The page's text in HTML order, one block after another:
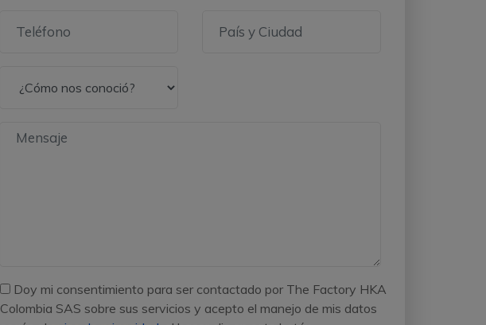
Doy mi consentimiento para ser contactado por The Factory HKA
Colombia SAS sobre sus servicios y acepto el manejo de mis datos